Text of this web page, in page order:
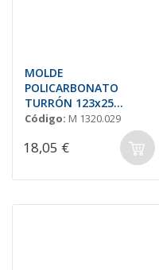
MOLDE
POLICARBONATO
TURRÓN 123x25
H=20mm (10und.)
Código: M 1320.029
18,05 €